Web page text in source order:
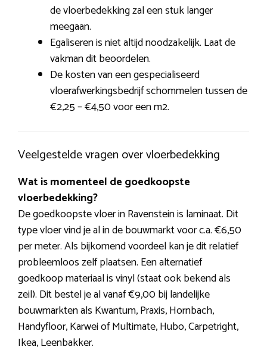
de vloerbedekking zal een stuk langer
meegaan.
Egaliseren is niet altijd noodzakelijk. Laat de
vakman dit beoordelen.
De kosten van een gespecialiseerd
vloerafwerkingsbedrijf schommelen tussen de
€2,25 – €4,50 voor een m2.
Veelgestelde vragen over vloerbedekking
Wat is momenteel de goedkoopste
vloerbedekking?
De goedkoopste vloer in Ravenstein is laminaat. Dit
type vloer vind je al in de bouwmarkt voor c.a. €6,50
per meter. Als bijkomend voordeel kan je dit relatief
probleemloos zelf plaatsen. Een alternatief
goedkoop materiaal is vinyl (staat ook bekend als
zeil). Dit bestel je al vanaf €9,00 bij landelijke
bouwmarkten als Kwantum, Praxis, Hornbach,
Handyfloor, Karwei of Multimate, Hubo, Carpetright,
Ikea, Leenbakker.